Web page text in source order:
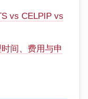
vs CELPIP vs
间、费用与申